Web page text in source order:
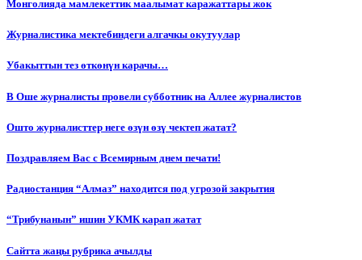
Монголияда мамлекеттик маалымат каражаттары жок
Журналистика мектебиндеги алгачкы окутуулар
Убакыттын тез өткөнүн карачы…
В Оше журналисты провели субботник на Аллее журналистов
Ошто журналисттер неге өзүн өзү чектеп жатат?
Поздравляем Вас с Всемирным днем печати!
Радиостанция “Алмаз” находится под угрозой закрытия
“Трибунанын” ишин УКМК карап жатат
Сайтта жаңы рубрика ачылды